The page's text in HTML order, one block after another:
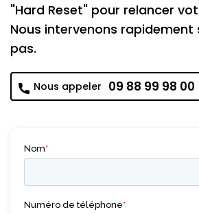
"Hard Reset" pour relancer
Nous intervenons rapidement
pas.
Nous appeler 09 88 99 98 00